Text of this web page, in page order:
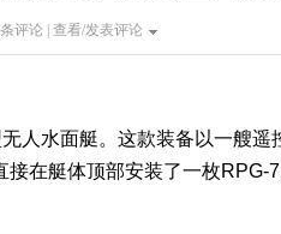
条评论 | 查看/发表评论
人水面艇。这款装备以一艘
在艇体顶部安装了一枚RPG-